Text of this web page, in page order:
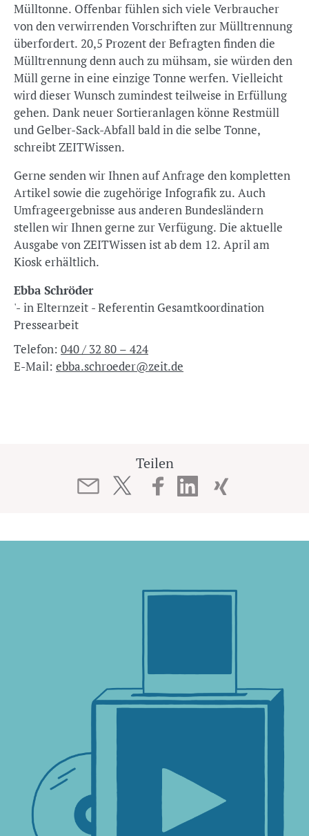
Mülltonne. Offenbar fühlen sich viele Verbraucher
von den verwirrenden Vorschriften zur Mülltrennung
überfordert. 20,5 Prozent der Befragten finden die
Mülltrennung denn auch zu mühsam, sie würden den
Müll gerne in eine einzige Tonne werfen. Vielleicht
wird dieser Wunsch zumindest teilweise in Erfüllung
gehen. Dank neuer Sortieranlagen könne Restmüll
und Gelber-Sack-Abfall bald in die selbe Tonne,
schreibt ZEITWissen.
Gerne senden wir Ihnen auf Anfrage den kompletten
Artikel sowie die zugehörige Infografik zu. Auch
Umfrageergebnisse aus anderen Bundesländern
stellen wir Ihnen gerne zur Verfügung. Die aktuelle
Ausgabe von ZEITWissen ist ab dem 12. April am
Kiosk erhältlich.
Ebba Schröder
'- in Elternzeit - Referentin Gesamtkoordination
Pressearbeit
Telefon: 040 / 32 80 – 424
E-Mail: ebba.schroeder@zeit.de
Teilen